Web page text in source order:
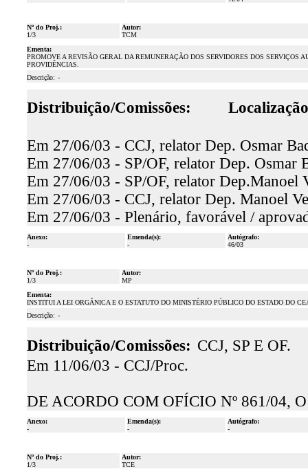
Nº do Proj.:
1/3
Autor:
TCM
Ementa:
PROMOVE A REVISÃO GERAL DA REMUNERAÇÃO DOS SERVIDORES DOS
PROVIDÊNCIAS.
Descrição: -
Distribuição/Comissões:
Em 27/06/03 - CCJ, relator Dep. Osmar
Em 27/06/03 - SP/OF, relator Dep. Osmar
Em 27/06/03 - SP/OF, relator Dep.Manoel
Em 27/06/03 - CCJ, relator Dep. Manoel
Em 27/06/03 - Plenário, favorável /
Anexo:
-
Emenda(s):
-
Autógrafo:
46/03
Nº do Proj.:
1/3
Autor:
MP
Ementa:
INSTITUI A LEI ORGÂNICA E O ESTATUTO DO MINISTÉRIO PÚBLICO DO ESTADO DO
Descrição: -
Distribuição/Comissões: CCJ, SP E OF.
Em 11/06/03 - CCJ/Proc.
DE ACORDO COM OFÍCIO Nº 861/04,
Anexo:
-
Emenda(s):
-
Autógrafo:
-
Nº do Proj.:
1/3
Autor:
TCE